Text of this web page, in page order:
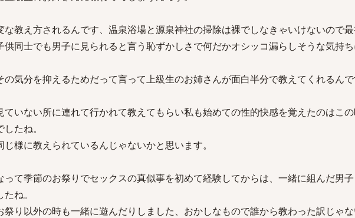
な教え方されるんです、温泉浴場と源泉神社の掃除は裸でしなきゃいけないので
供同士でも男子に見られると言う恥ずかしさで何だかオシッコ漏らしそうな気持
の気分を抑えるためだって言って上級生のお姉さんが面白半分で教えてくれるん
ていない所に連れて行かれて教えてもらい私も始めての性的快感を覚えたのはこ
たね。
じ様に教えられているんじゃないかと思います。
って季節のお祭りでセックスの真似事を初めて経験してからは、一緒に組んだ男
ね。
祭り以外の時も一緒に遊んだりしました、おかしなもので誰から教わった訳じゃ